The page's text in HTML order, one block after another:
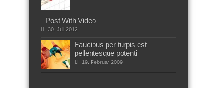
Post With Video
30. Juli 2012
Faucibus per turpis est
pellentesque potenti
19. Februar 2009